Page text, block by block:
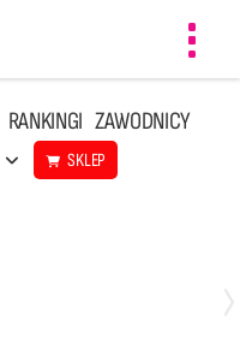
RANKINGI ZAWODNICY
SKLEP